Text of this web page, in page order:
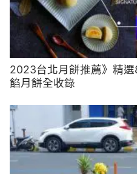
2023台北月餅推薦》精
餡月餅全收錄